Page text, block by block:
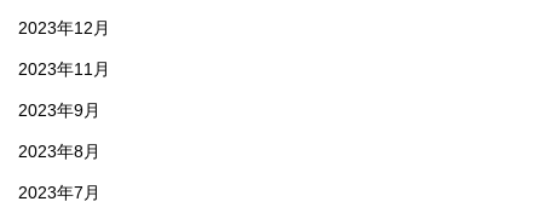
2023年12月
2023年11月
2023年9月
2023年8月
2023年7月